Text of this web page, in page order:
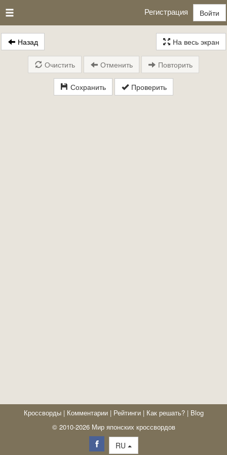
Регистрация Войти
Назад На весь экран
Сохранить Проверить
Очистить Отменить Повторить
Кроссворды | Комментарии | Рейтинги | Как решать? | Blog
© 2010-2026 Мир японских кроссвордов
RU